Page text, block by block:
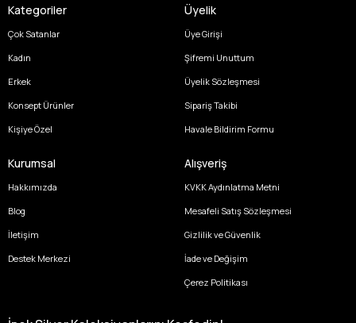
Kategoriler
Çok Satanlar
Kadın
Erkek
Konsept Ürünler
Kişiye Özel
Üyelik
Üye Girişi
Şifremi Unuttum
Üyelik Sözleşmesi
Sipariş Takibi
Havale Bildirim Formu
Kurumsal
Hakkımızda
Blog
İletişim
Destek Merkezi
Alışveriş
KVKK Aydınlatma Metni
Mesafeli Satış Sözleşmesi
Gizlilik ve Güvenlik
İade ve Değişim
Çerez Politikası